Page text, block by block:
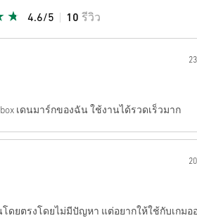
4.6/5 10 รีวิว
เดนมาร์กของฉัน ใช้งานได้รวดเร็วมาก
ดยตรงโดยไม่มีปัญหา แต่อยากให้ใช้กับเกมอ